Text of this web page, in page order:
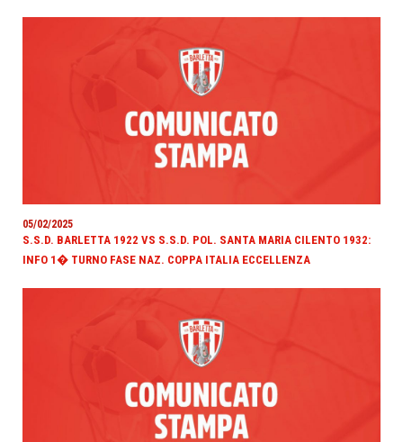
05/02/2025
S.S.D. BARLETTA 1922 VS S.S.D. POL. SANTA MARIA CILENTO 1932:
INFO 1� TURNO FASE NAZ. COPPA ITALIA ECCELLENZA